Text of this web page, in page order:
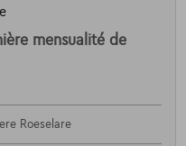
mensualité de
Roeselare